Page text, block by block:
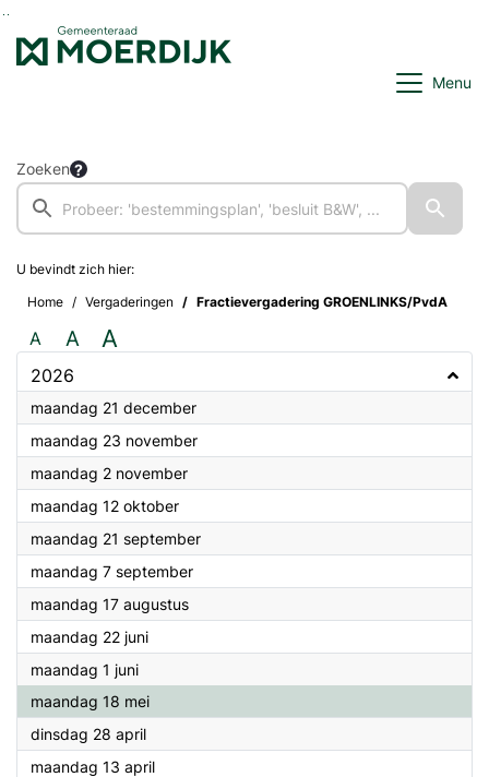
Ga naar de inhoud van deze pagina
Ga naar het zoeken
Ga naar het menu
Menu
Zoeken
U bevindt zich hier:
Home
Vergaderingen Fractievergadering GROENLINKS/PvdA
A A A
2026
maandag 21 december2026
maandag 23 november2026
maandag 2 november2026
maandag 12 oktober2026
maandag 21 september2026
maandag 7 september2026
maandag 17 augustus2026
maandag 22 juni2026
maandag 1 juni2026
maandag 18 mei2026
dinsdag 28 april2026
maandag 13 april2026